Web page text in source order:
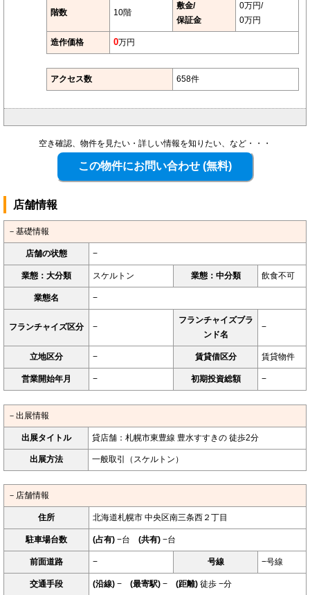
階数 10階
敷金/
保証金
0万円/
0万円
造作価格 0万円
アクセス数 658件
空き確認、物件を見たい・詳しい情報を知りたい、など・・・
店舗情報
－基礎情報
店舗の状態 −
業態：大分類 スケルトン 業態：中分類 飲食不可
業態名 −
フランチャイズ区分 −
フランチャイズブラ
ンド名
−
立地区分 − 賃貸借区分 賃貸物件
営業開始年月 − 初期投資総額 −
－出展情報
出展タイトル 貸店舗：札幌市東豊線 豊水すすきの 徒歩2分
出展方法 一般取引（スケルトン）
－店舗情報
住所 北海道札幌市 中央区南三条西２丁目
駐車場台数 (占有) −台 (共有) −台
前面道路 − 号線 −号線
交通手段 (沿線) − (最寄駅) − (距離) 徒歩 −分